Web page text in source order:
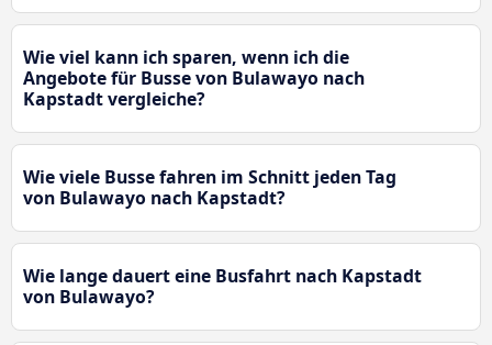
Wie viel kann ich sparen, wenn ich die
Angebote für Busse von Bulawayo nach
Kapstadt vergleiche?
Wie viele Busse fahren im Schnitt jeden Tag
von Bulawayo nach Kapstadt?
Wie lange dauert eine Busfahrt nach Kapstadt
von Bulawayo?